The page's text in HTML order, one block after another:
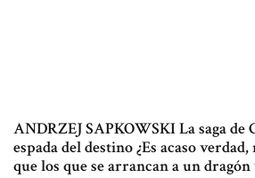
ANDRZEJ SAPKOWSKI La saga de
espada del destino ¿Es acaso
que los que se arrancan a un